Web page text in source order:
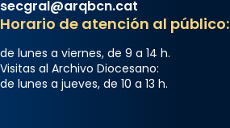
secgral@arqbcn.cat
Horario de atención al público:
de lunes a viernes, de 9 a 14 h.
Visitas al Archivo Diocesano:
de lunes a jueves, de 10 a 13 h.